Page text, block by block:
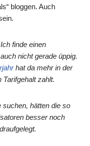
bloggen. Auch
finde einen
nicht gerade üppig.
hat da mehr in der
Tarifgehalt zahlt.
hätten die so
besser noch